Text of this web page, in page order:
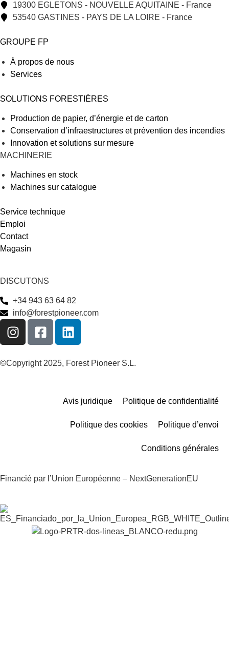
19300 EGLETONS - NOUVELLE AQUITAINE - France
53540 GASTINES - PAYS DE LA LOIRE - France
GROUPE FP
À propos de nous
Services
SOLUTIONS FORESTIÈRES
Production de papier, d’énergie et de carton
Conservation d’infraestructures et prévention des incendies
Innovation et solutions sur mesure
MACHINERIE
Machines en stock
Machines sur catalogue
Service technique
Emploi
Contact
Magasin
DISCUTONS
+34 943 63 64 82
info@forestpioneer.com
©Copyright 2025, Forest Pioneer S.L.
Avis juridique Politique de confidentialité
Politique des cookies Politique d’envoi
Conditions générales
Financié par l’Union Européenne – NextGenerationEU